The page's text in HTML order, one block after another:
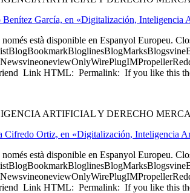
García, en «Digitalización,
només està disponible en Espanyol Europeu.
Link HTML: Permalink: If you like this
ARTIFICIAL Y DERECHO
Cifredo Ortiz, en «Digitalización, Inteligencia
només està disponible en Espanyol Europeu.
Link HTML: Permalink: If you like this